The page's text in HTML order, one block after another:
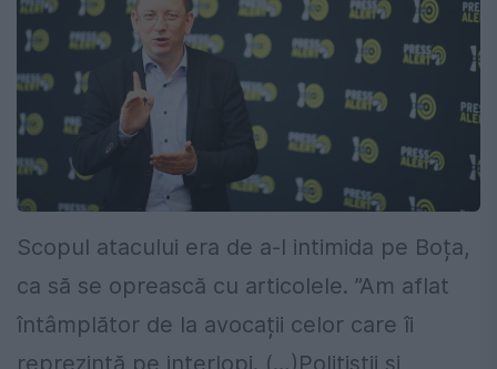
Scopul atacului era de a-l intimida pe Boța,
ca să se oprească cu articolele. ”Am aflat
întâmplător de la avocații celor care îi